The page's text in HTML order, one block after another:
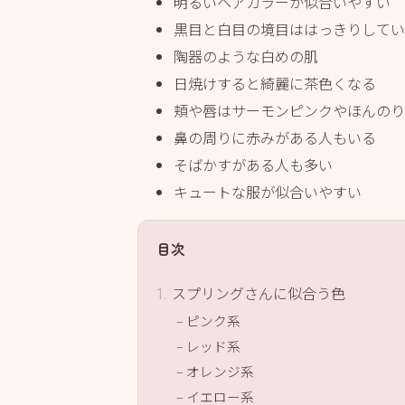
黒目と白目の境目ははっきりして
陶器のような白めの肌
日焼けすると綺麗に茶色くなる
頬や唇はサーモンピンクやほんの
鼻の周りに赤みがある人もいる
そばかすがある人も多い
キュートな服が似合いやすい
目次
スプリングさんに似合う色
ピンク系
レッド系
オレンジ系
イエロー系